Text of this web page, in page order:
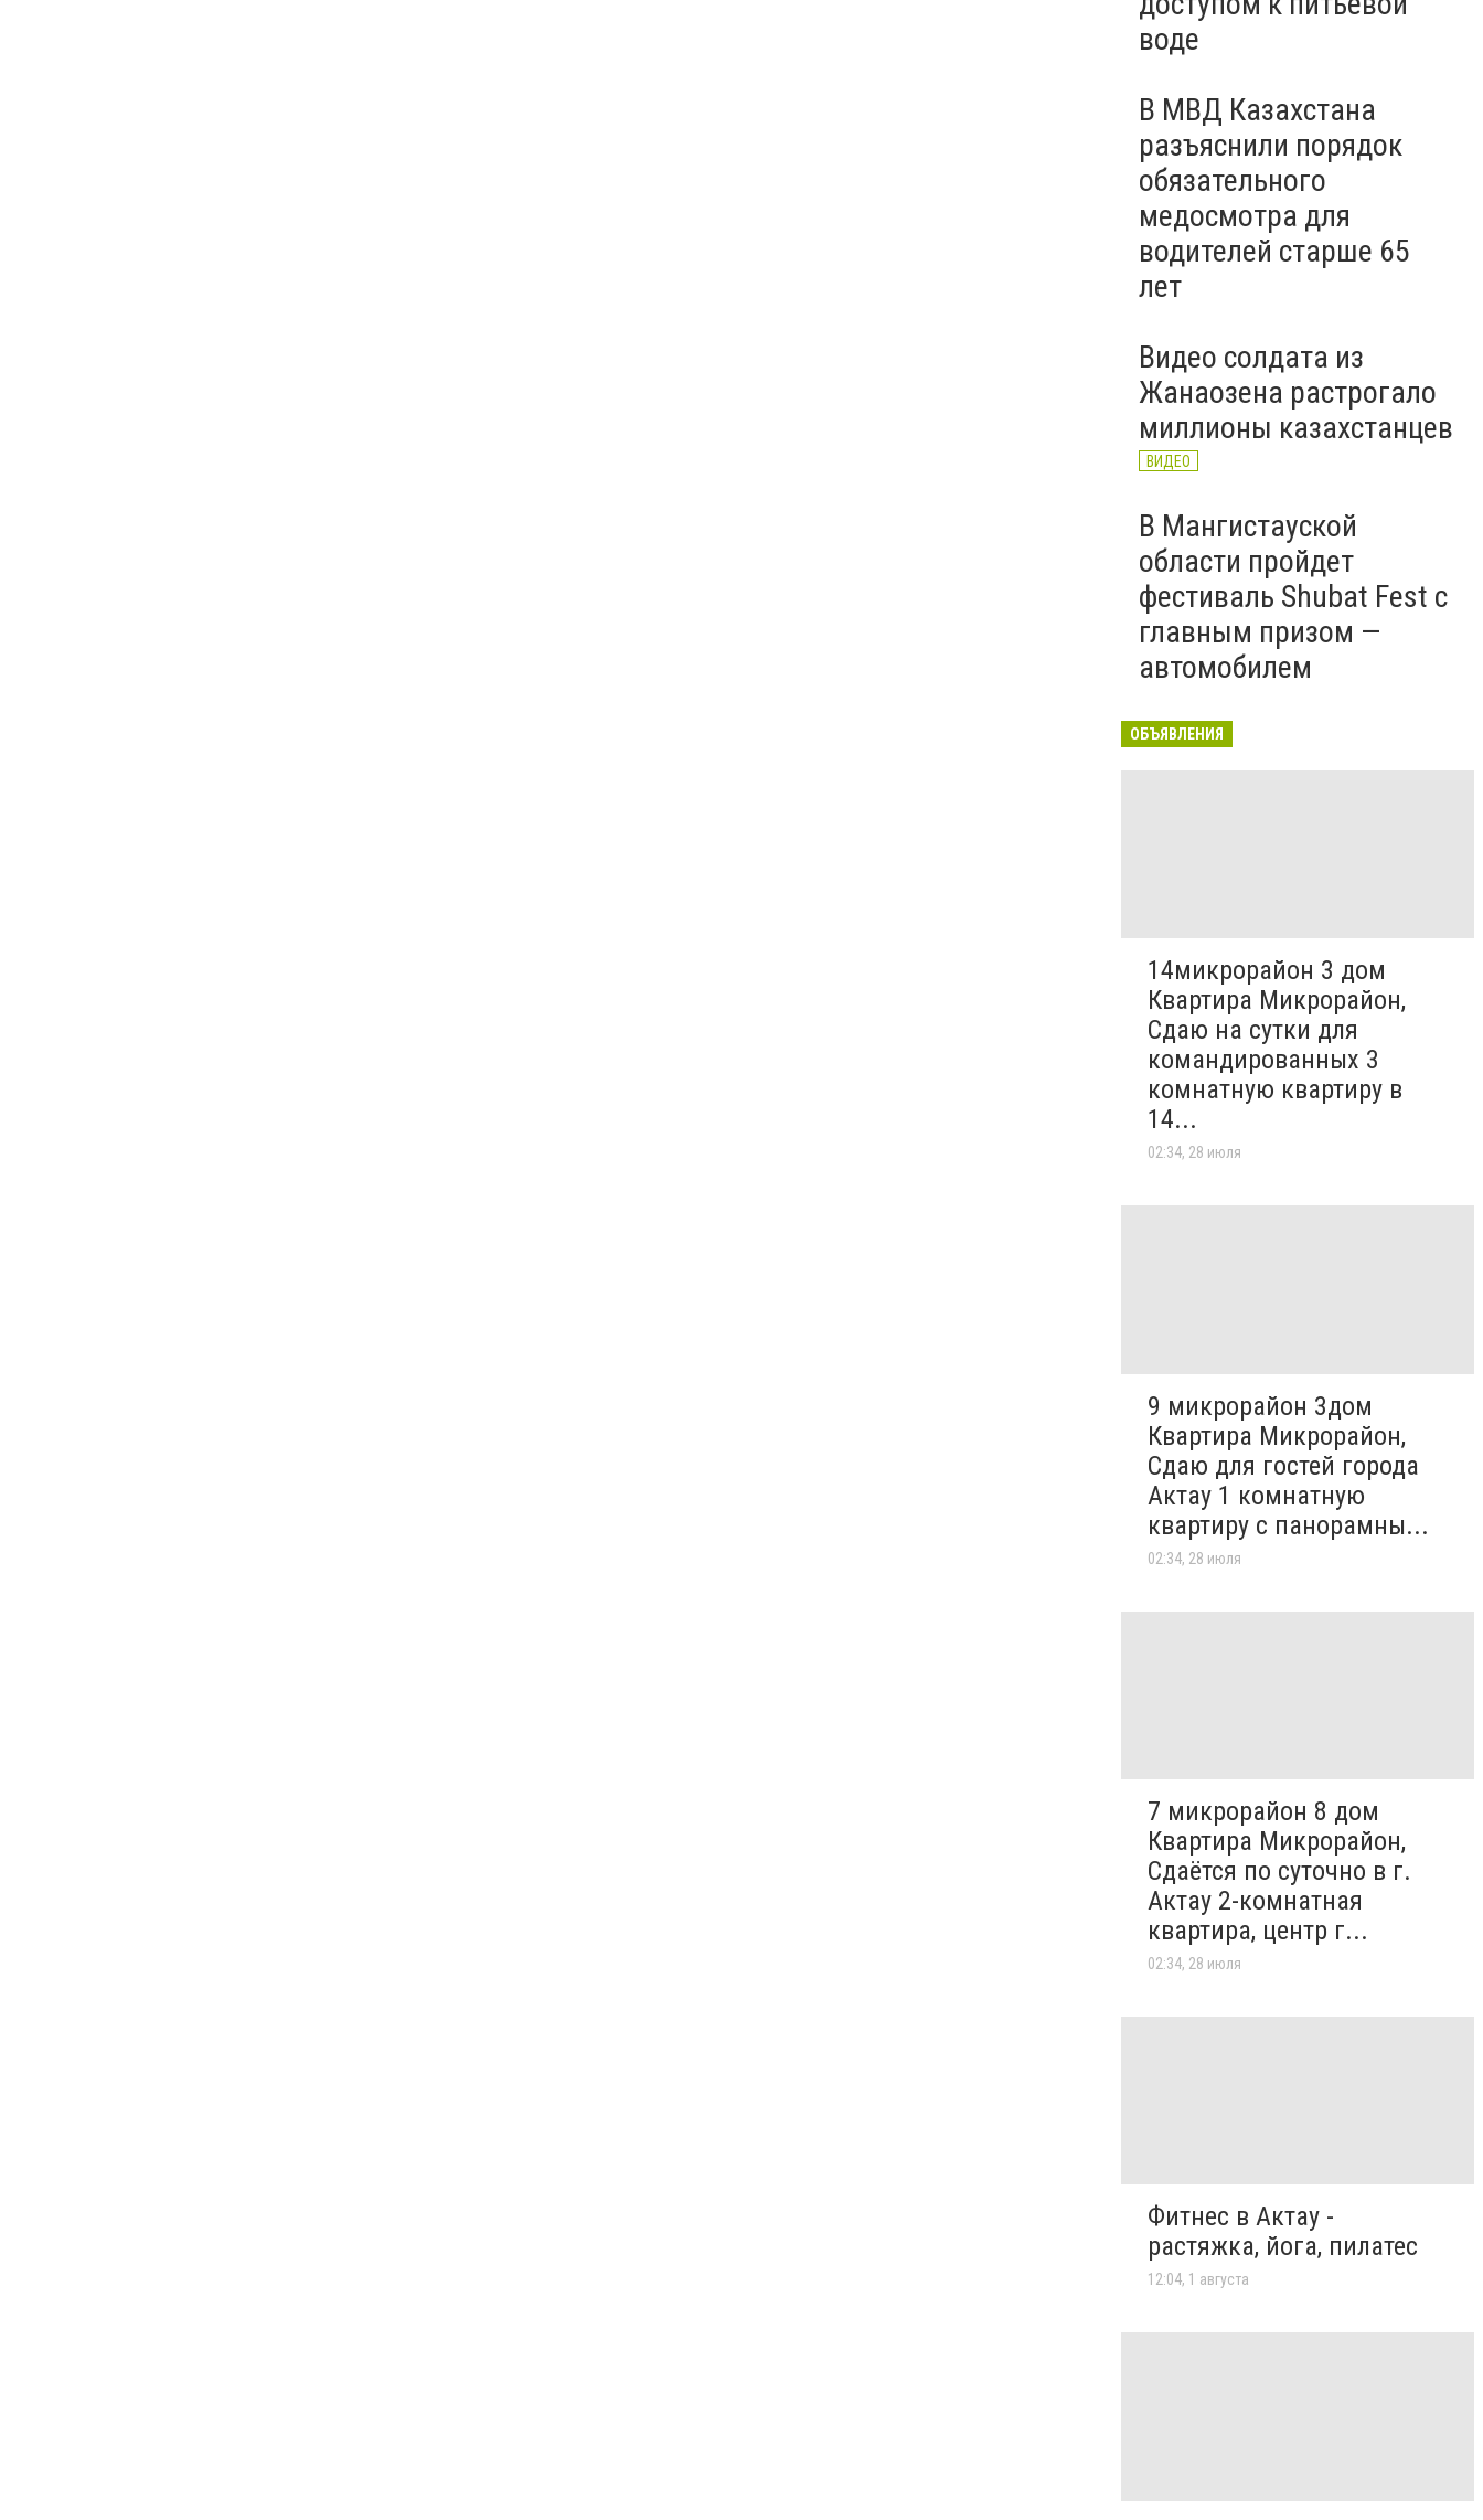
воде
В МВД Казахстана
разъяснили порядок
обязательного
медосмотра для
водителей старше 65
лет
Видео солдата из
Жанаозена растрогало
миллионы казахстанцев
ВИДЕО
В Мангистауской
области пройдет
фестиваль Shubat Fest с
главным призом —
автомобилем
ОБЪЯВЛЕНИЯ
14микрорайон 3 дом
Квартира Микрорайон,
Сдаю на сутки для
командированных 3
комнатную квартиру в
14...
02:34, 28 июля
9 микрорайон 3дом
Квартира Микрорайон,
Сдаю для гостей города
Актау 1 комнатную
квартиру с панорамны...
02:34, 28 июля
7 микрорайон 8 дом
Квартира Микрорайон,
Сдаётся по суточно в г.
Актау 2-комнатная
квартира, центр г...
02:34, 28 июля
Фитнес в Актау -
растяжка, йога, пилатес
12:04, 1 августа